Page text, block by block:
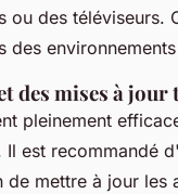
ou des téléviseurs.
des mises à jour
pleinement
Il est recommandé
mettre à jour les